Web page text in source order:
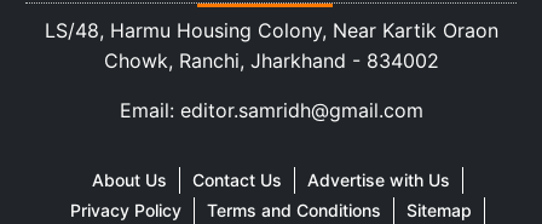
LS/48, Harmu Housing Colony, Near Kartik Oraon
Chowk, Ranchi, Jharkhand - 834002
Email: editor.samridh@gmail.com
About Us Contact Us
Advertise with Us
Privacy Policy
Terms and Conditions
Sitemap